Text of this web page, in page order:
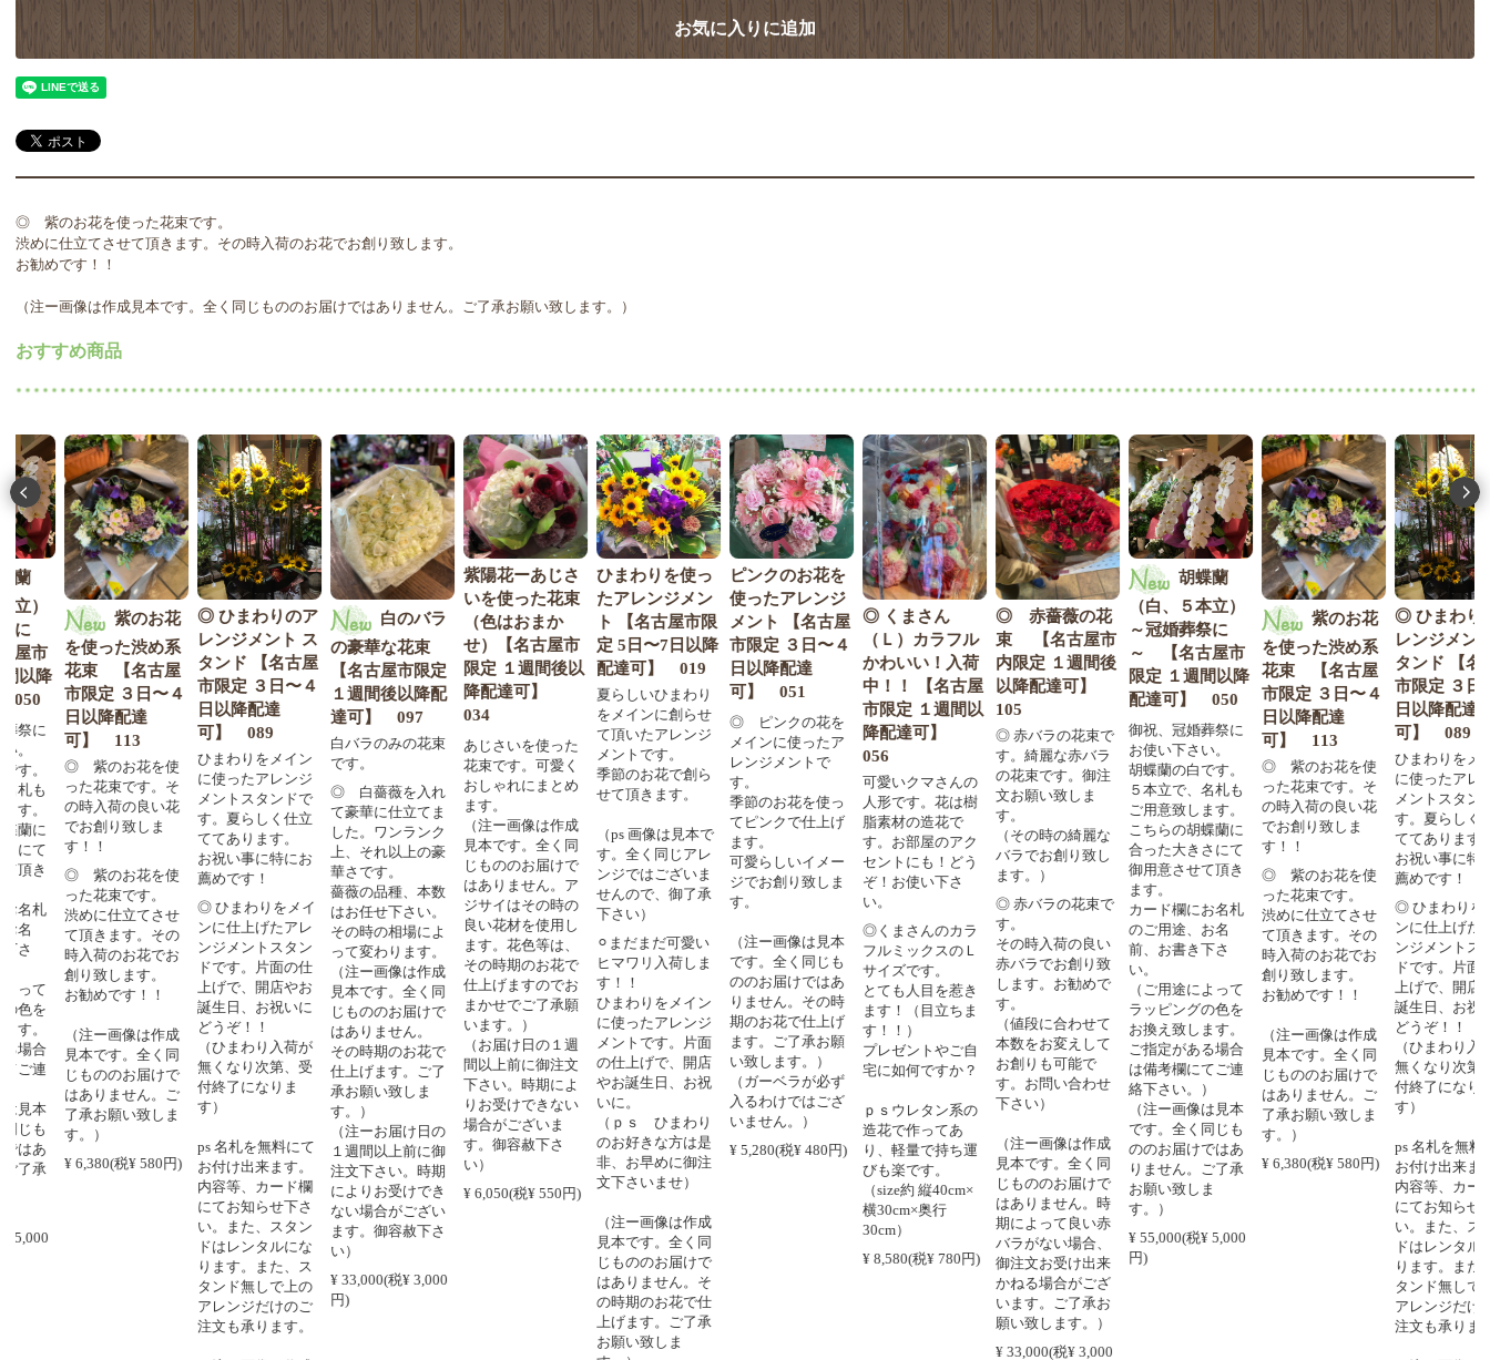
お気に入りに追加
◎ 紫のお花を使った花束です。
渋めに仕立てさせて頂きます。その時入荷のお花でお創り致します。
お勧めです！！
（注ー画像は作成見本です。全く同じもののお届けではありません。ご了承お願い致します。）
おすすめ商品
紫のお花
を使った渋め系
花束 【名古屋
市限定 ３日〜４
日以降配達
可】 113
◎ 紫のお花を使
った花束です。そ
の時入荷の良い花
でお創り致しま
す！！
◎ 紫のお花を使
った花束です。
渋めに仕立てさせ
て頂きます。その
時入荷のお花でお
創り致します。
お勧めです！！
（注ー画像は作成
見本です。全く同
じもののお届けで
はありません。ご
了承お願い致しま
す。）
¥ 6,380(税¥ 580円)
◎ ひまわりのア
レンジメント ス
タンド 【名古屋
市限定 ３日〜４
日以降配達
可】 089
ひまわりをメイン
に使ったアレンジ
メントスタンドで
す。夏らしく仕立
ててあります。
お祝い事に特にお
薦めです！
◎ ひまわりをメイ
ンに仕上げたアレ
ンジメントスタン
ドです。片面の仕
上げで、開店やお
誕生日、お祝いに
どうぞ！！
（ひまわり入荷が
無くなり次第、受
付終了になりま
す）
ps 名札を無料にて
お付け出来ます。
内容等、カード欄
にてお知らせ下さ
い。また、スタン
ドはレンタルにな
ります。また、ス
タンド無しで上の
アレンジだけのご
注文も承ります。
白のバラ
の豪華な花束
【名古屋市限定
１週間後以降配
達可】 097
白バラのみの花束
です。
◎ 白薔薇を入れ
て豪華に仕立てま
した。ワンランク
上、それ以上の豪
華さです。
薔薇の品種、本数
はお任せ下さい。
その時の相場によ
って変わります。
（注ー画像は作成
見本です。全く同
じもののお届けで
はありません。
その時期のお花で
仕上げます。ご了
承お願い致しま
（注ーお届け日の
１週間以上前に御
注文下さい。時期
によりお受けでき
ない場合がござい
ます。御容赦下さ
い）
¥ 33,000(税¥ 3,000
円)
紫陽花ーあじさ
いを使った花束
（色はおまか
せ）【名古屋市
限定 １週間後以
降配達可】
034
あじさいを使った
花束です。可愛く
おしゃれにまとめ
ます。
（注ー画像は作成
見本です。全く同
じもののお届けで
はありません。ア
ジサイはその時の
良い花材を使用し
ます。花色等は、
その時期のお花で
仕上げますのでお
まかせでご了承願
います。）
（お届け日の１週
間以上前に御注文
下さい。時期によ
りお受けできない
場合がございま
す。御容赦下さ
い）
¥ 6,050(税¥ 550円)
ひまわりを使っ
たアレンジメン
ト 【名古屋市限
定 5日〜7日以降
配達可】 019
夏らしいひまわり
をメインに創らせ
て頂いたアレンジ
メントです。
季節のお花で創ら
せて頂きます。
（ps 画像は見本で
す。全く同じアレ
ンジではございま
せんので、御了承
下さい）
⚪︎まだまだ可愛い
ヒマワリ入荷しま
す！！
ひまわりをメイン
に使ったアレンジ
メントです。片面
の仕上げで、開店
やお誕生日、お祝
いに。
（ｐｓ ひまわり
のお好きな方は是
非、お早めに御注
文下さいませ）
（注ー画像は作成
見本です。全く同
じもののお届けで
はありません。そ
の時期のお花で仕
上げます。ご了承
お願い致しま
ピンクのお花を
使ったアレンジ
メント 【名古屋
市限定 ３日〜４
日以降配達
可】 051
◎ ピンクの花を
メインに使ったア
レンジメントで
す。
季節のお花を使っ
てピンクで仕上げ
ます。
可愛らしいイメー
ジでお創り致しま
す。
（注ー画像は見本
です。全く同じも
ののお届けではあ
りません。その時
期のお花で仕上げ
ます。ご了承お願
い致します。）
（ガーベラが必ず
入るわけではござ
いません。）
¥ 5,280(税¥ 480円)
◎ くまさん
（Ｌ）カラフル
かわいい！入荷
中！！ 【名古屋
市限定 １週間以
降配達可】
056
可愛いクマさんの
人形です。花は樹
脂素材の造花で
す。お部屋のアク
セントにも！どう
ぞ！お使い下さ
◎くまさんのカラ
フルミックスのＬ
サイズです。
とても人目を惹き
ます！（目立ちま
す！！）
プレゼントやご自
宅に如何ですか？
ｐｓウレタン系の
造花で作ってあ
り、軽量で持ち運
びも楽です。
（size約 縦40cm×
横30cm×奥行
30cm）
¥ 8,580(税¥ 780円)
◎ 赤薔薇の花
束 【名古屋市
内限定 １週間後
以降配達可】
105
◎ 赤バラの花束で
す。綺麗な赤バラ
の花束です。御注
文お願い致しま
す。
（その時の綺麗な
バラでお創り致し
ます。）
◎ 赤バラの花束で
す。
その時入荷の良い
赤バラでお創り致
します。お勧めで
す。
（値段に合わせて
本数をお変えして
お創りも可能で
す。お問い合わせ
下さい）
（注ー画像は作成
見本です。全く同
じもののお届けで
はありません。時
期によって良い赤
バラがない場合、
御注文お受け出来
かねる場合がござ
います。ご了承お
願い致します。）
¥ 33,000(税¥ 3,000
胡蝶蘭
（白、５本立）
～冠婚葬祭に
～ 【名古屋市
限定 １週間以降
配達可】 050
御祝、冠婚葬祭に
お使い下さい。
胡蝶蘭の白です。
５本立で、名札も
ご用意致します。
こちらの胡蝶蘭に
合った大きさにて
御用意させて頂き
カード欄にお名札
のご用途、お名
前、お書き下さ
い。
（ご用途によって
ラッピングの色を
お換え致します。
ご指定がある場合
は備考欄にてご連
絡下さい。）
（注ー画像は見本
です。全く同じも
ののお届けではあ
りません。ご了承
お願い致しま
す。）
¥ 55,000(税¥ 5,000
円)
紫のお花
を使った渋め系
花束 【名古屋
市限定 ３日〜４
日以降配達
可】 113
◎ 紫のお花を使
った花束です。そ
の時入荷の良い花
でお創り致しま
す！！
◎ 紫のお花を使
った花束です。
渋めに仕立てさせ
て頂きます。その
時入荷のお花でお
創り致します。
お勧めです！！
（注ー画像は作成
見本です。全く同
じもののお届けで
はありません。ご
了承お願い致しま
す。）
¥ 6,380(税¥ 580円)
◎ ひまわりのア
レンジメント ス
タンド 【名古屋
市限定 ３日〜４
日以降配達
可】 089
ひまわりをメイン
に使ったアレンジ
メントスタンドで
す。夏らしく仕立
ててあります。
お祝い事に特にお
薦めです！
◎ ひまわりをメイ
ンに仕上げたアレ
ンジメントスタン
ドです。片面の仕
上げで、開店やお
誕生日、お祝いに
どうぞ！！
（ひまわり入荷が
無くなり次第、受
付終了になりま
す）
ps 名札を無料にて
お付け出来ます。
内容等、カード欄
にてお知らせ下さ
い。また、スタン
ドはレンタルにな
ります。また、ス
タンド無しで上の
アレンジだけのご
注文も承ります。